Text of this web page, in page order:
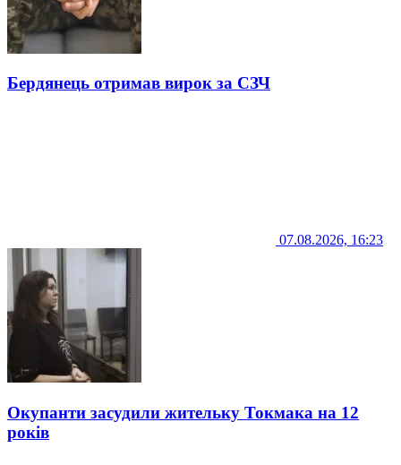
Бердянець отримав вирок за СЗЧ
07.08.2026, 16:23
Окупанти засудили жительку Токмака на 12
років